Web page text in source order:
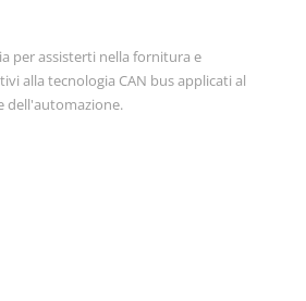
per assisterti nella fornitura e
alla tecnologia CAN bus applicati al
dell'automazione.